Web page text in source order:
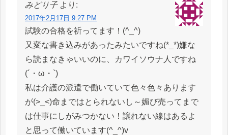
みどり子 より:
2017年2月17日 9:27 PM
試験の合格を祈ってます！(^_^)
又変な書き込みがあったみたいですね(*_*)嫌な
ら読まなきゃいいのに、カワイソウナ人ですね
(´・ω・`)
私は介護の派遣で働いていて色々色々あります
が(>_<)命まではとられないし～媚び売ってまで
は仕事にしがみつかない！譲れない線はあるよ
と思って働いています(^_^)v